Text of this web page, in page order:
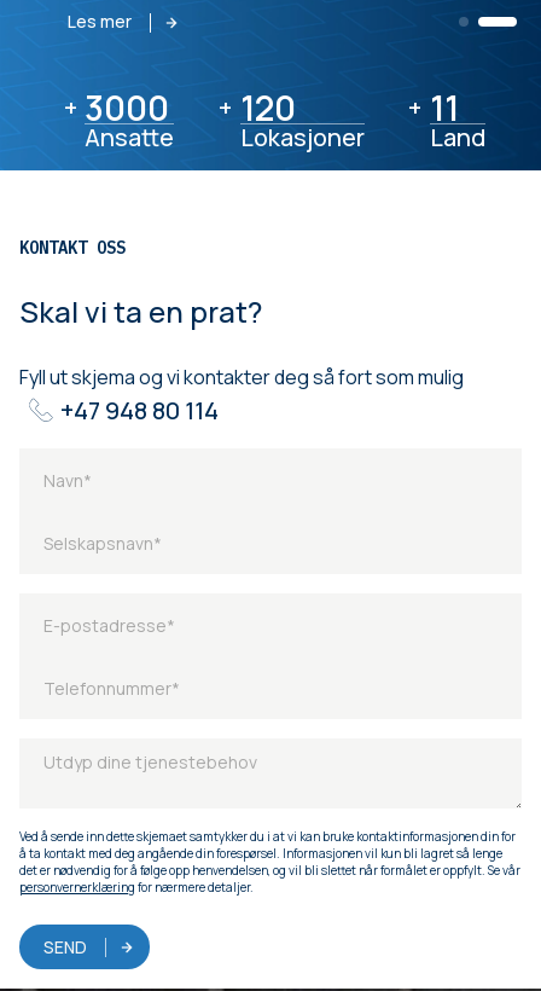
Les mer
+ 3000
3000
Ansatte
+ 120
120
Lokasjoner
+ 11
11
Land
KONTAKT OSS
Skal vi ta en prat?
Fyll ut skjema og vi kontakter deg så fort som mulig
+47 948 80 114
Ved å sende inn dette skjemaet samtykker du i at vi kan bruke kontaktinformasjonen din for
å ta kontakt med deg angående din forespørsel. Informasjonen vil kun bli lagret så lenge
det er nødvendig for å følge opp henvendelsen, og vil bli slettet når formålet er oppfylt. Se vår
personvernerklæring for nærmere detaljer.